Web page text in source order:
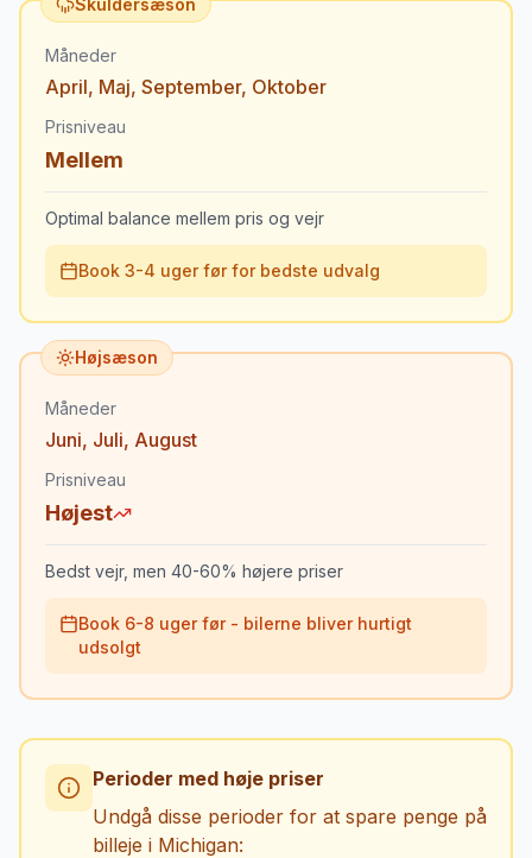
Skuldersæson
Måneder
April, Maj, September, Oktober
Prisniveau
Mellem
Optimal balance mellem pris og vejr
Book 3-4 uger før for bedste udvalg
Højsæson
Måneder
Juni, Juli, August
Prisniveau
Højest
Bedst vejr, men 40-60% højere priser
Book 6-8 uger før - bilerne bliver hurtigt
udsolgt
Perioder med høje priser
Undgå disse perioder for at spare penge på
billeje i Michigan: